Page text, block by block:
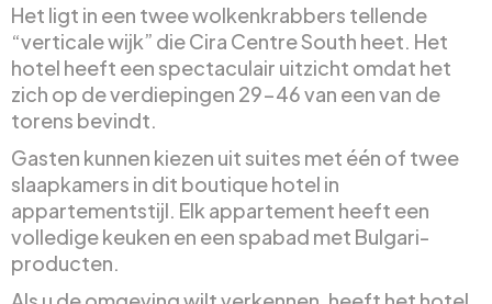
Het ligt in een twee wolkenkrabbers tellende
“verticale wijk” die Cira Centre South heet. Het
hotel heeft een spectaculair uitzicht omdat het
zich op de verdiepingen 29-46 van een van de
torens bevindt.
Gasten kunnen kiezen uit suites met één of twee
slaapkamers in dit boutique hotel in
appartementstijl. Elk appartement heeft een
volledige keuken en een spabad met Bulgari-
producten.